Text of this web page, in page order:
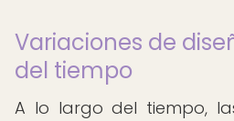
Variaciones de
del tiempo
A lo largo del tiempo,